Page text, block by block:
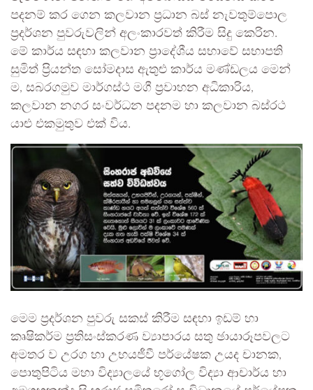
පදනම් කර ගෙන කලවාන ප්‍රධාන බස් නැවතුම්පොල
ප්‍රදර්ශන පුවරුවලින් අලංකාරවත් කිරීම සිදු කෙරින.
මේ කාර්ය සඳහා කලවාන ප්‍රාදේශීය සභාවේ සභාපති
සුමිත් ප්‍රියන්ත සෝමදාස ඇතුළු කාර්ය මණ්ඩලය මෙන්
ම, සබරගමුව මාර්ගස්ථ මගී ප්‍රවාහන අධිකාරිය,
කලවාන නගර සංවර්ධන පදනම හා කලවාන බස්රථ
යාළු එකමුතුව එක් විය.
මෙම ප්‍රදර්ශන පුවරු සකස් කිරීම සඳහා ඉඩම් හා
කෘෂිකර්ම ප්‍රතිසංස්කරණ ව්‍යාපාරය සතු ඡායාරූපවලට
අමතර ව උරග හා උභයජීවී පර්යේෂක උයද චානක,
පොතුපිටිය මහා විද්‍යාලයේ භූගෝල විද්‍යා ආචාර්ය හා